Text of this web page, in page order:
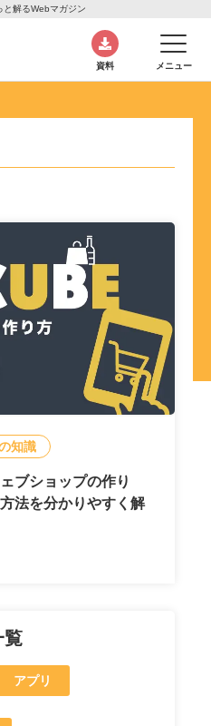
と解るWebマガジン
資料 メニュー
知識
ブショップの作り
法を分かりやすく解
覧
アプリ